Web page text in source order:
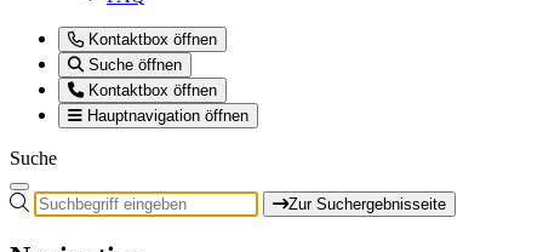
Kontaktbox öffnen
Suche öffnen
Kontaktbox öffnen
Hauptnavigation öffnen
Suche
Zur Suchergebnisseite